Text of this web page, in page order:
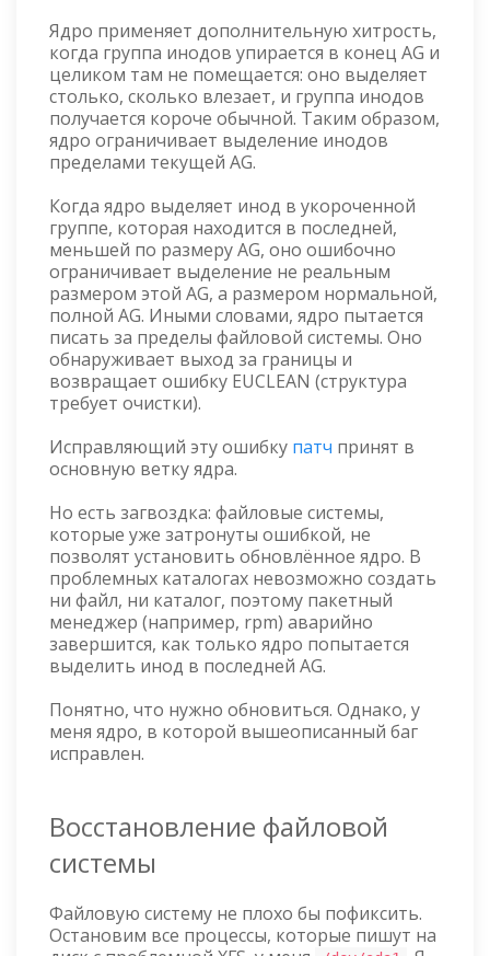
Ядро применяет дополнительную хитрость,
когда группа инодов упирается в конец AG и
целиком там не помещается: оно выделяет
столько, сколько влезает, и группа инодов
получается короче обычной. Таким образом,
ядро ограничивает выделение инодов
пределами текущей AG.
Когда ядро выделяет инод в укороченной
группе, которая находится в последней,
меньшей по размеру AG, оно ошибочно
ограничивает выделение не реальным
размером этой AG, а размером нормальной,
полной AG. Иными словами, ядро пытается
писать за пределы файловой системы. Оно
обнаруживает выход за границы и
возвращает ошибку EUCLEAN (структура
требует очистки).
Исправляющий эту ошибку патч принят в
основную ветку ядра.
Но есть загвоздка: файловые системы,
которые уже затронуты ошибкой, не
позволят установить обновлённое ядро. В
проблемных каталогах невозможно создать
ни файл, ни каталог, поэтому пакетный
менеджер (например, rpm) аварийно
завершится, как только ядро попытается
выделить инод в последней AG.
Понятно, что нужно обновиться. Однако, у
меня ядро, в которой вышеописанный баг
исправлен.
Восстановление файловой
системы
Файловую систему не плохо бы пофиксить.
Остановим все процессы, которые пишут на